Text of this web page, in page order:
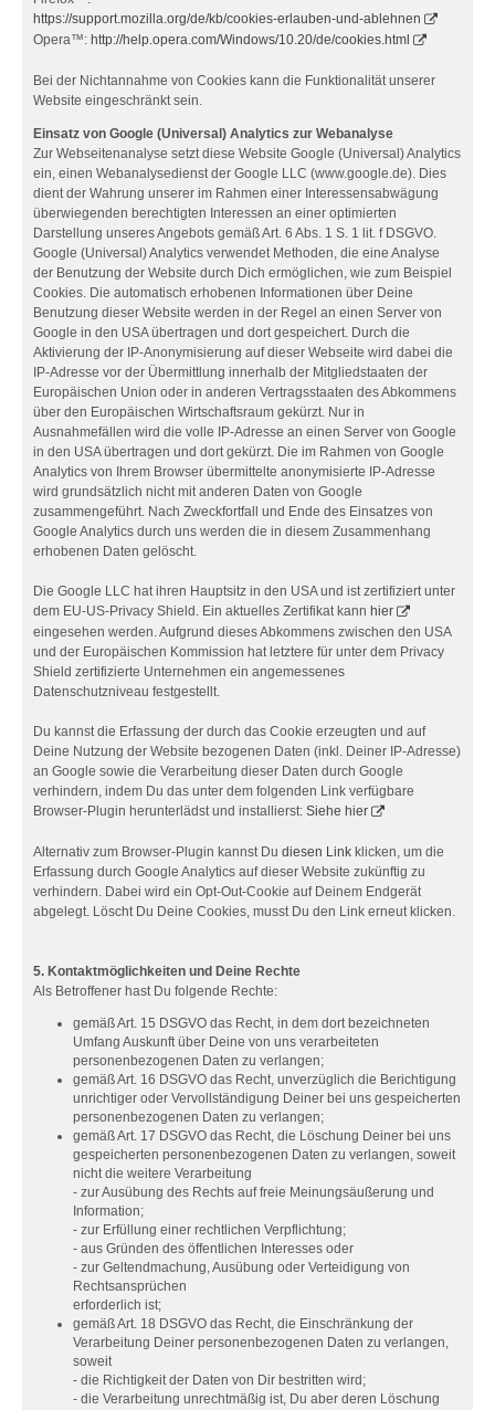
https://support.mozilla.org/de/kb/cookies-erlauben-und-ablehnen
Opera™: http://help.opera.com/Windows/10.20/de/cookies.html
Bei der Nichtannahme von Cookies kann die Funktionalität unserer
Website eingeschränkt sein.
Einsatz von Google (Universal) Analytics zur Webanalyse
Zur Webseitenanalyse setzt diese Website Google (Universal) Analytics
ein, einen Webanalysedienst der Google LLC (www.google.de). Dies
dient der Wahrung unserer im Rahmen einer Interessensabwägung
überwiegenden berechtigten Interessen an einer optimierten
Darstellung unseres Angebots gemäß Art. 6 Abs. 1 S. 1 lit. f DSGVO.
Google (Universal) Analytics verwendet Methoden, die eine Analyse
der Benutzung der Website durch Dich ermöglichen, wie zum Beispiel
Cookies. Die automatisch erhobenen Informationen über Deine
Benutzung dieser Website werden in der Regel an einen Server von
Google in den USA übertragen und dort gespeichert. Durch die
Aktivierung der IP-Anonymisierung auf dieser Webseite wird dabei die
IP-Adresse vor der Übermittlung innerhalb der Mitgliedstaaten der
Europäischen Union oder in anderen Vertragsstaaten des Abkommens
über den Europäischen Wirtschaftsraum gekürzt. Nur in
Ausnahmefällen wird die volle IP-Adresse an einen Server von Google
in den USA übertragen und dort gekürzt. Die im Rahmen von Google
Analytics von Ihrem Browser übermittelte anonymisierte IP-Adresse
wird grundsätzlich nicht mit anderen Daten von Google
zusammengeführt. Nach Zweckfortfall und Ende des Einsatzes von
Google Analytics durch uns werden die in diesem Zusammenhang
erhobenen Daten gelöscht.
Die Google LLC hat ihren Hauptsitz in den USA und ist zertifiziert unter
dem EU-US-Privacy Shield. Ein aktuelles Zertifikat kann hier
eingesehen werden. Aufgrund dieses Abkommens zwischen den USA
und der Europäischen Kommission hat letztere für unter dem Privacy
Shield zertifizierte Unternehmen ein angemessenes
Datenschutzniveau festgestellt.
Du kannst die Erfassung der durch das Cookie erzeugten und auf
Deine Nutzung der Website bezogenen Daten (inkl. Deiner IP-Adresse)
an Google sowie die Verarbeitung dieser Daten durch Google
verhindern, indem Du das unter dem folgenden Link verfügbare
Browser-Plugin herunterlädst und installierst: Siehe hier
Alternativ zum Browser-Plugin kannst Du diesen Link klicken, um die
Erfassung durch Google Analytics auf dieser Website zukünftig zu
verhindern. Dabei wird ein Opt-Out-Cookie auf Deinem Endgerät
abgelegt. Löscht Du Deine Cookies, musst Du den Link erneut klicken.
5. Kontaktmöglichkeiten und Deine Rechte
Als Betroffener hast Du folgende Rechte:
gemäß Art. 15 DSGVO das Recht, in dem dort bezeichneten
Umfang Auskunft über Deine von uns verarbeiteten
personenbezogenen Daten zu verlangen;
gemäß Art. 16 DSGVO das Recht, unverzüglich die Berichtigung
unrichtiger oder Vervollständigung Deiner bei uns gespeicherten
personenbezogenen Daten zu verlangen;
gemäß Art. 17 DSGVO das Recht, die Löschung Deiner bei uns
gespeicherten personenbezogenen Daten zu verlangen, soweit
nicht die weitere Verarbeitung
- zur Ausübung des Rechts auf freie Meinungsäußerung und
Information;
- zur Erfüllung einer rechtlichen Verpflichtung;
- aus Gründen des öffentlichen Interesses oder
- zur Geltendmachung, Ausübung oder Verteidigung von
Rechtsansprüchen
erforderlich ist;
gemäß Art. 18 DSGVO das Recht, die Einschränkung der
Verarbeitung Deiner personenbezogenen Daten zu verlangen,
soweit
- die Richtigkeit der Daten von Dir bestritten wird;
- die Verarbeitung unrechtmäßig ist, Du aber deren Löschung